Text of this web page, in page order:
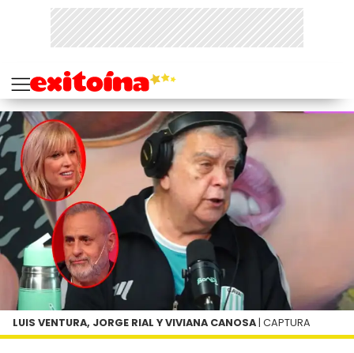
LUIS VENTURA, JORGE RIAL Y VIVIANA CANOSA | CAPTURA